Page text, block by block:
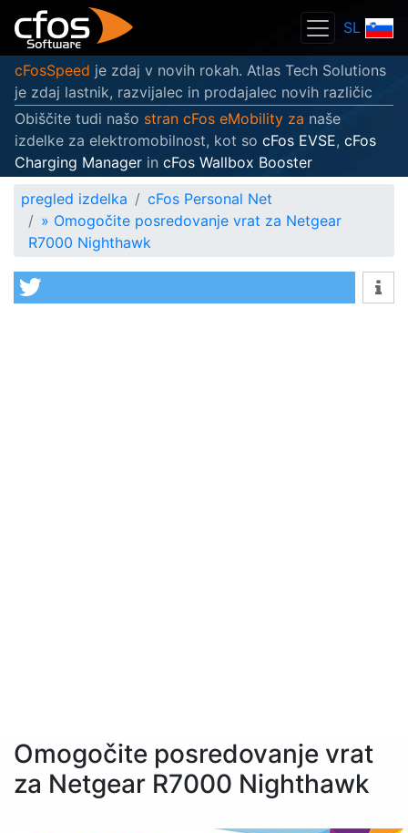
SL
cFosSpeed je zdaj v novih rokah. Atlas Tech Solutions
je zdaj lastnik, razvijalec in prodajalec novih različic
Obiščite tudi našo stran cFos eMobility za naše
izdelke za elektromobilnost, kot so cFos EVSE, cFos
Charging Manager in cFos Wallbox Booster
pregled izdelka
cFos Personal Net
» Omogočite posredovanje vrat za Netgear
R7000 Nighthawk
Omogočite posredovanje vrat
za Netgear R7000 Nighthawk